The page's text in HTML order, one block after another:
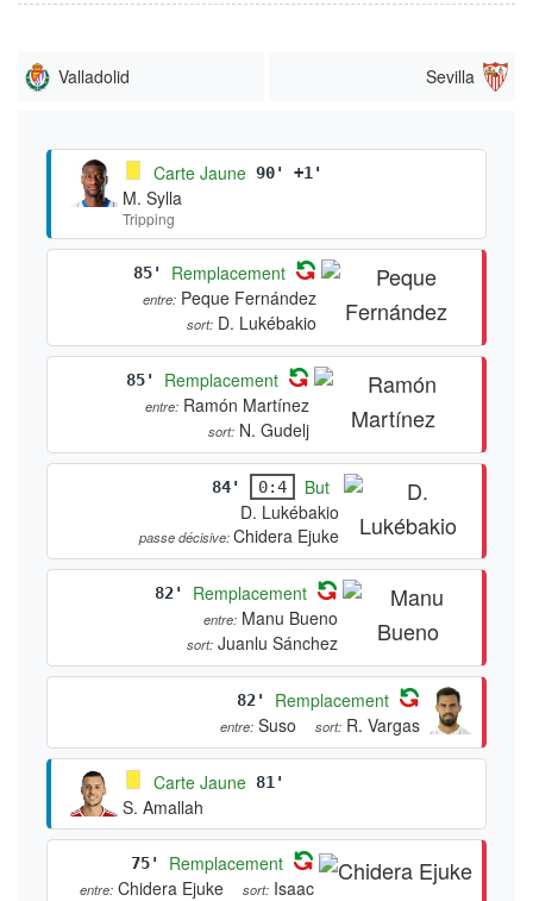
Valladolid Sevilla
Carte Jaune 90' +1'
M. Sylla
Tripping
85' Remplacement
entre: Peque Fernández
sort: D. Lukébakio
85' Remplacement
entre: Ramón Martínez
sort: N. Gudelj
84' 0:4
But
D. Lukébakio
passe décisive:Chidera Ejuke
82' Remplacement
entre: Manu Bueno
sort: Juanlu Sánchez
82' Remplacement
entre: Suso sort: R. Vargas
Carte Jaune 81'
S. Amallah
75' Remplacement
entre: Chidera Ejuke sort: Isaac